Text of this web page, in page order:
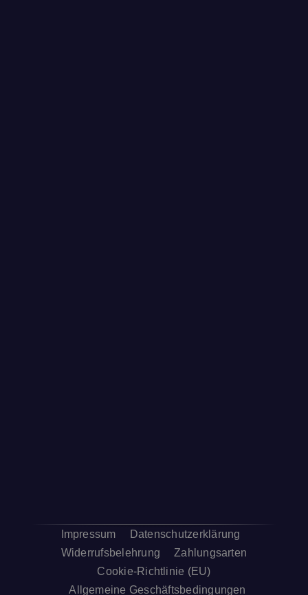
Impressum
Datenschutzerklärung
Widerrufsbelehrung
Zahlungsarten
Cookie-Richtlinie (EU)
Allgemeine Geschäftsbedingungen